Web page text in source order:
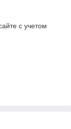
с учетом